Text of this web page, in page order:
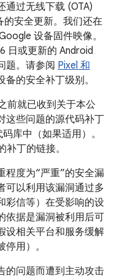
通过无线下载 (OTA)
安全更新。我们还在
设备固件映像。
日或更新的 Android
题。请参阅 Pixel 和
备的安全补丁级别。
前就已收到关于本公
这些问题的源代码补丁
库中（如果适用）。
丁的链接。
程度为“严重”的安全漏
可以利用该漏洞通过多
彩信等）在受影响的设
依据是漏洞被利用后可
设相关平台和服务缓解
用）。
的问题而遭到主动攻击